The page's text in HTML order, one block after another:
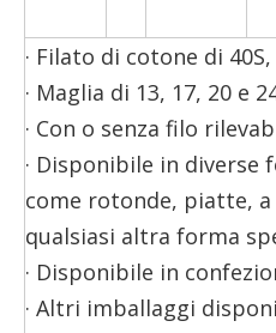
· Filato di cotone di
· Maglia di 13, 17, 20 e
· Con o senza filo
· Disponibile in diverse
come rotonde, piatte,
qualsiasi altra forma
· Disponibile in
· Altri imballaggi